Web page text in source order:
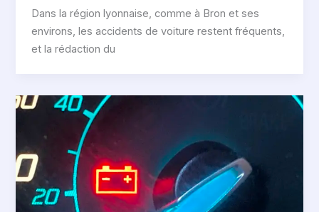
Dans la région lyonnaise, comme à Bron et ses
environs, les accidents de voiture restent fréquents,
et la rédaction du